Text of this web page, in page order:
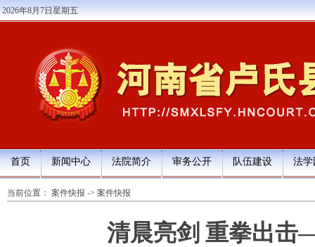
2026年8月7日星期五
首页 新闻中心 法院简介 审务公开 队伍建设 法学
当前位置： 案件快报 -> 案件快报
清晨亮剑 重拳出